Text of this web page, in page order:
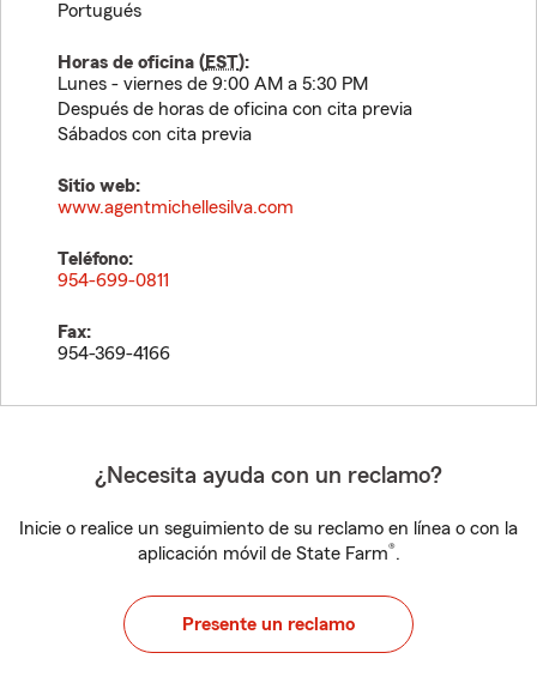
Portugués
Horas de oficina (EST):
Lunes - viernes de 9:00 AM a 5:30 PM
Después de horas de oficina con cita previa
Sábados con cita previa
Sitio web:
www.agentmichellesilva.com
Teléfono:
954-699-0811
Fax:
954-369-4166
¿Necesita ayuda con un reclamo?
Inicie o realice un seguimiento de su reclamo en línea o con la
aplicación móvil de State Farm®.
Presente un reclamo